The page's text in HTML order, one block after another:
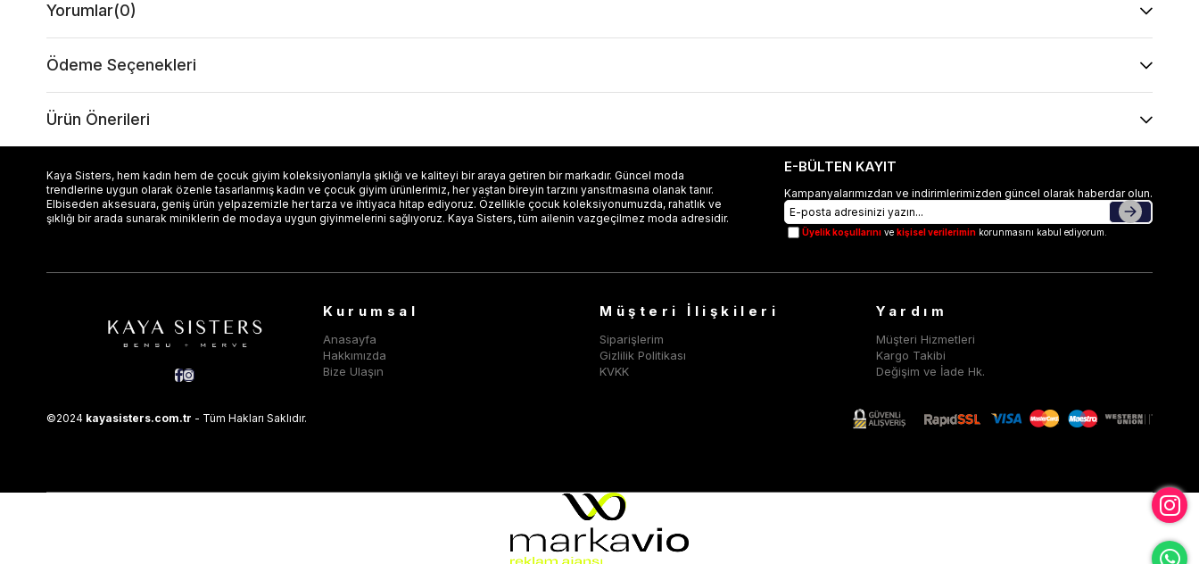
Yorumlar(0)
Ödeme Seçenekleri
Ürün Önerileri
Kaya Sisters, hem kadın hem de çocuk giyim koleksiyonlarıyla şıklığı ve kaliteyi bir araya getiren bir markadır. Güncel moda
trendlerine uygun olarak özenle tasarlanmış kadın ve çocuk giyim ürünlerimiz, her yaştan bireyin tarzını yansıtmasına olanak tanır.
Elbiseden aksesuara, geniş ürün yelpazemizle her tarza ve ihtiyaca hitap ediyoruz. Özellikle çocuk koleksiyonumuzda, rahatlık ve
şıklığı bir arada sunarak miniklerin de modaya uygun giyinmelerini sağlıyoruz. Kaya Sisters, tüm ailenin vazgeçilmez moda adresidir.
E-BÜLTEN KAYIT
Kampanyalarımızdan ve indirimlerimizden güncel olarak haberdar olun.
Üyelik koşullarınıve kişisel verileriminkorunmasını kabul ediyorum.
Kurumsal
Anasayfa
Hakkımızda
Bize Ulaşın
Müşteri İlişkileri
Siparişlerim
Gizlilik Politikası
KVKK
Yardım
Müşteri Hizmetleri
Kargo Takibi
Değişim ve İade Hk.
©2024 kayasisters.com.tr - Tüm Hakları Saklıdır.